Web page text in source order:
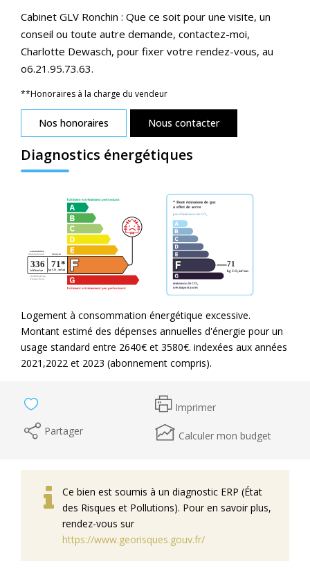
Cabinet GLV Ronchin : Que ce soit pour une visite, un
conseil ou toute autre demande, contactez-moi,
Charlotte Dewasch, pour fixer votre rendez-vous, au
o6.21.95.73.63.
**Honoraires à la charge du vendeur
Nos honoraires Nous contacter
Diagnostics énergétiques
Logement à consommation énergétique excessive.
Montant estimé des dépenses annuelles d'énergie pour un
usage standard entre 2640€ et 3580€. indexées aux années
2021,2022 et 2023 (abonnement compris).
Imprimer
Partager
Calculer mon budget
Ce bien est soumis à un diagnostic ERP (État
des Risques et Pollutions). Pour en savoir plus,
rendez-vous sur
https://www.georisques.gouv.fr/